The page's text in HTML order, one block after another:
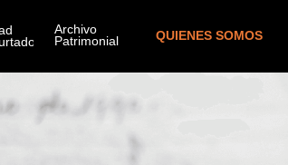
QUIENES SOMOS